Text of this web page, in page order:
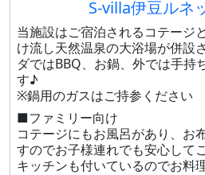
S-villa伊豆ルネ
当施設はご宿泊されるコテージ
け流し天然温泉の大浴場が併設
ダではBBQ、お鍋、外では手持
す♪
※鍋用のガスはご持参ください
■ファミリー向け
コテージにもお風呂があり、お
すのでお子様連れでも安心して
キッチンも付いているのでお料